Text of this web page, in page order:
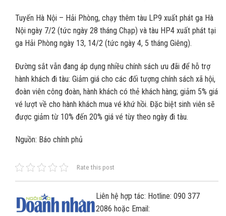
Tuyến Hà Nội – Hải Phòng, chạy thêm tàu LP9 xuất phát ga Hà
Nội ngày 7/2 (tức ngày 28 tháng Chạp) và tàu HP4 xuất phát tại
ga Hải Phòng ngày 13, 14/2 (tức ngày 4, 5 tháng Giêng).
Đường sắt vẫn đang áp dụng nhiều chính sách ưu đãi để hỗ trợ
hành khách đi tàu: Giảm giá cho các đối tượng chính sách xã hội,
đoàn viên công đoàn, hành khách có thẻ khách hàng; giảm 5% giá
vé lượt về cho hành khách mua vé khứ hồi. Đặc biệt sinh viên sẽ
được giảm từ 10% đến 20% giá vé tùy theo ngày đi tàu.
Nguồn: Báo chính phủ
Rate this post
Liên hệ hợp tác: Hotline: 090 377
2086 hoặc Email: